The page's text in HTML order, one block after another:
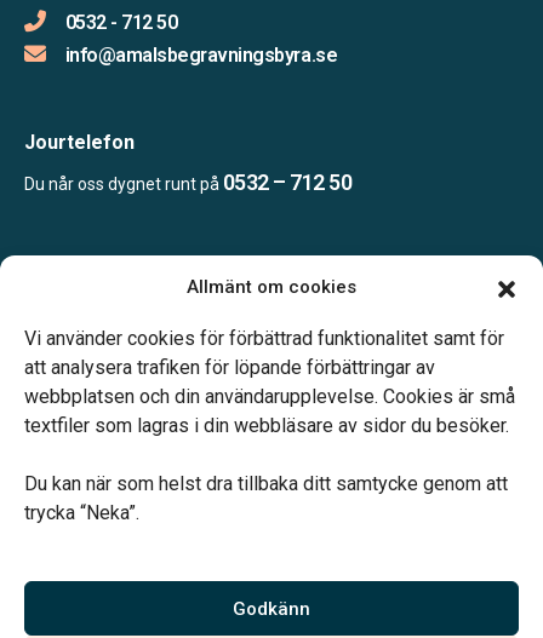
Allmänt om cookies
Vi använder cookies för förbättrad funktionalitet samt för
att analysera trafiken för löpande förbättringar av
webbplatsen och din användarupplevelse. Cookies är små
textfiler som lagras i din webbläsare av sidor du besöker.
Du kan när som helst dra tillbaka ditt samtycke genom att
trycka “Neka”.
Godkänn
0532 - 712 50
info@amalsbegravningsbyra.se
Jourtelefon
Du når oss dygnet runt på 0532 – 712 50
Telefonjour dygnet runt.
Vårt systerbolag Verahill hjälper dig med familjejuridiken –